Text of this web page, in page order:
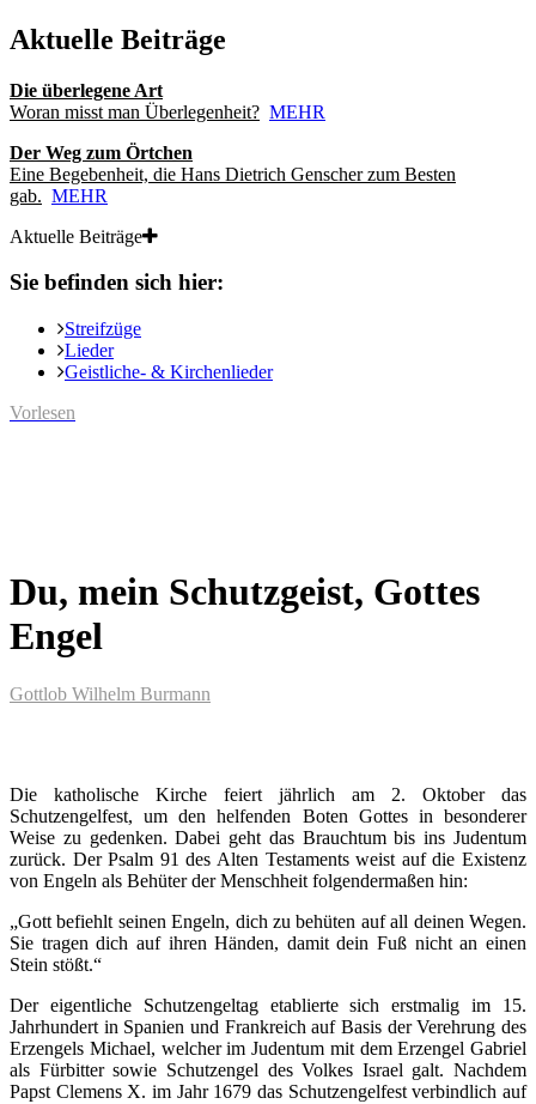
Aktuelle Beiträge
Die überlegene Art
Woran misst man Überlegenheit? MEHR
Der Weg zum Örtchen
Eine Begebenheit, die Hans Dietrich Genscher zum Besten
gab. MEHR
Aktuelle Beiträge
Sie befinden sich hier:
Streifzüge
Lieder
Geistliche- & Kirchenlieder
Vorlesen
Du, mein Schutzgeist, Gottes
Engel
Gottlob Wilhelm Burmann
Die katholische Kirche feiert jährlich am 2. Oktober das
Schutzengelfest, um den helfenden Boten Gottes in besonderer
Weise zu gedenken. Dabei geht das Brauchtum bis ins Judentum
zurück. Der Psalm 91 des Alten Testaments weist auf die Existenz
von Engeln als Behüter der Menschheit folgendermaßen hin:
„Gott befiehlt seinen Engeln, dich zu behüten auf all deinen Wegen.
Sie tragen dich auf ihren Händen, damit dein Fuß nicht an einen
Stein stößt.“
Der eigentliche Schutzengeltag etablierte sich erstmalig im 15.
Jahrhundert in Spanien und Frankreich auf Basis der Verehrung des
Erzengels Michael, welcher im Judentum mit dem Erzengel Gabriel
als Fürbitter sowie Schutzengel des Volkes Israel galt. Nachdem
Papst Clemens X. im Jahr 1679 das Schutzengelfest verbindlich auf